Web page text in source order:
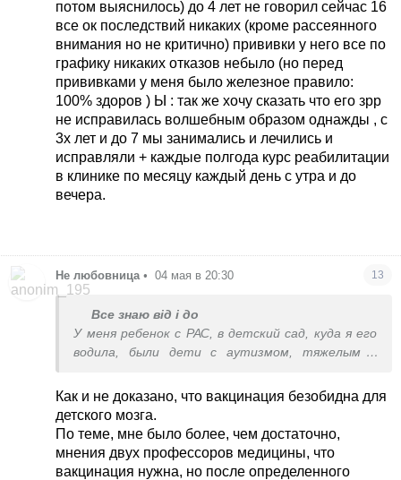
потом выяснилось) до 4 лет не говорил сейчас 16
все ок последствий никаких (кроме рассеянного
внимания но не критично) прививки у него все по
графику никаких отказов небыло (но перед
прививками у меня было железное правило:
100% здоров ) Ы : так же хочу сказать что его зрр
не исправилась волшебным образом однажды , с
3х лет и до 7 мы занимались и лечились и
исправляли + каждые полгода курс реабилитации
в клинике по месяцу каждый день с утра и до
вечера.
Не любовница • 04 мая в 20:30 13
Все знаю від і до
У меня ребенок с РАС, в детский сад, куда я его
водила, были дети с аутизмом, тяжелым и
прививки с рождения. Когда уже это закончится,
что прививки провоцируют аутизм и задержку
развития? Ну бред же, это не доказано, но
продолжают такое говорить и писать. 🤦‍♀️
Как и не доказано, что вакцинация безобидна для
детского мозга.
По теме, мне было более, чем достаточно,
мнения двух профессоров медицины, что
вакцинация нужна, но после определенного